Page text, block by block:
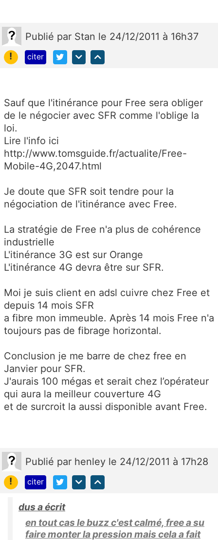
Publié par Stan le 24/12/2011 à 16h37
!
citer
Sauf que l'itinérance pour Free sera obliger
de le négocier avec SFR comme l'oblige la
loi.
Lire l'info ici
http://www.tomsguide.fr/actualite/Free-
Mobile-4G,2047.html
Je doute que SFR soit tendre pour la
négociation de l'itinérance avec Free.
La stratégie de Free n'a plus de cohérence
industrielle
L'itinérance 3G est sur Orange
L'itinérance 4G devra être sur SFR.
Moi je suis client en adsl cuivre chez Free et
depuis 14 mois SFR
a fibre mon immeuble. Après 14 mois Free n'a
toujours pas de fibrage horizontal.
Conclusion je me barre de chez free en
Janvier pour SFR.
J'aurais 100 mégas et serait chez l’opérateur
qui aura la meilleur couverture 4G
et de surcroit la aussi disponible avant Free.
Publié par henley le 24/12/2011 à 17h28
!
citer
dus a écrit
en tout cas le buzz c'est calmé, free a su
faire monter la pression mais cela a fait